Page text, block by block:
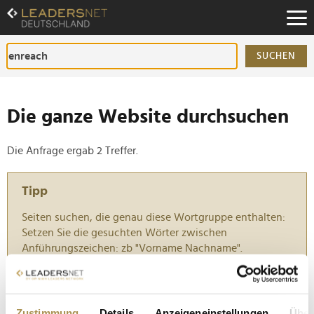
Zum
Inhalt
Zur
Fußzeilen-
Navigation
SUCHEN
Die ganze Website durchsuchen
Die Anfrage ergab 2 Treffer.
Tipp
Seiten suchen, die genau diese Wortgruppe enthalten:
Setzen Sie die gesuchten Wörter zwischen
Anführungszeichen: zb "Vorname Nachname".
Personalie: Thomas Muschalla